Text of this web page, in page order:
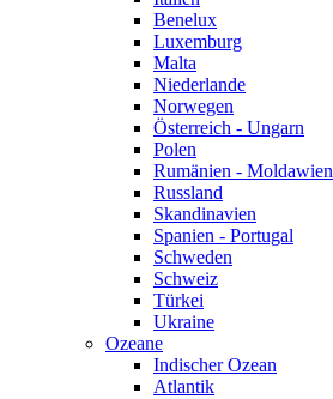
Benelux
Luxemburg
Malta
Niederlande
Norwegen
Österreich - Ungarn
Polen
Rumänien - Moldawien
Russland
Skandinavien
Spanien - Portugal
Schweden
Schweiz
Türkei
Ukraine
Ozeane
Indischer Ozean
Atlantik